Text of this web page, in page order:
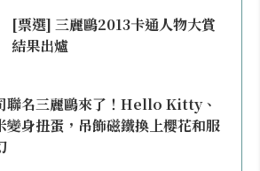
[票選] 三麗鷗2013卡通人物大賞
結果出爐
聯名三麗鷗來了！Hello Kitty、
變身扭蛋，吊飾磁鐵換上櫻花和服